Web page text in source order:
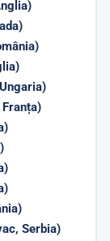
Serbia)